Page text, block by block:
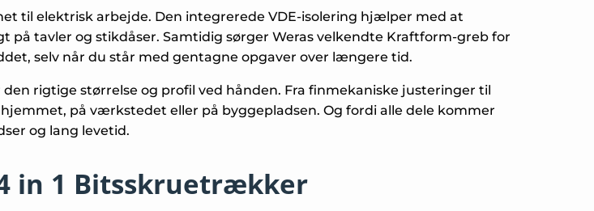
til elektrisk arbejde. Den integrerede VDE-isolering hjælper med at
tavler og stikdåser. Samtidig sørger Weras velkendte Kraftform-greb for
selv når du står med gentagne opgaver over længere tid.
rigtige størrelse og profil ved hånden. Fra finmekaniske justeringer til
på værkstedet eller på byggepladsen. Og fordi alle dele kommer
og lang levetid.
in 1 Bitsskruetrækker